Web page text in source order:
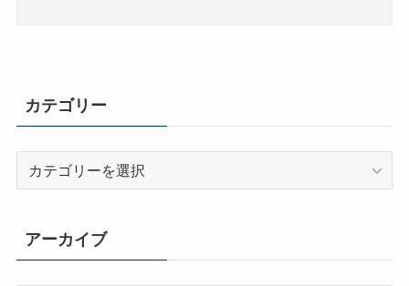
カテゴリー
リ
ー
アーカイブ